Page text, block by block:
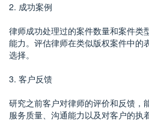
2. 成功案例
律师成功处理过的案件数量和案件类
能力。评估律师在类似版权案件中的
选择。
3. 客户反馈
研究之前客户对律师的评价和反馈，
服务质量、沟通能力以及对客户的执